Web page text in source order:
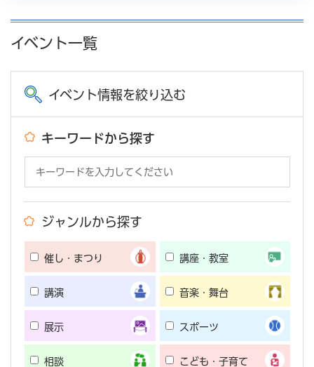
イベント一覧
イベント情報を絞り込む
キーワードから探す
ジャンルから探す
催し・まつり 講座・教室
講演 音楽・舞台
展示 スポーツ
相談 こども・子育て